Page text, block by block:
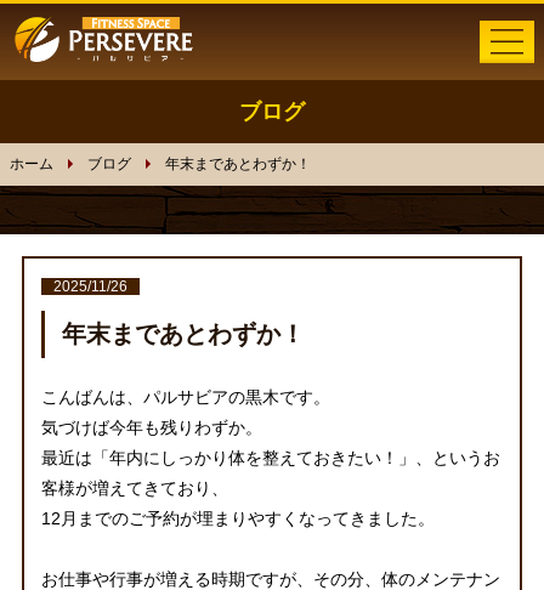
ホーム
メニュー
トレーナー募集
ブログ
ホーム ブログ 年末まであとわずか！
2025/11/26
年末まであとわずか！
こんばんは、パルサビアの黒木です。
気づけば今年も残りわずか。
最近は「年内にしっかり体を整えておきたい！」、というお
客様が増えてきており、
12月までのご予約が埋まりやすくなってきました。
お仕事や行事が増える時期ですが、その分、体のメンテナン